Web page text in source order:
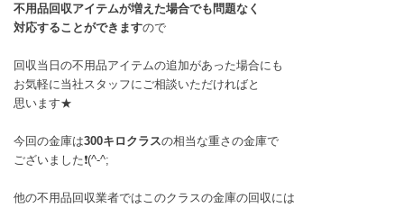
不用品回収アイテムが増えた場合でも問題なく
対応することができますので
回収当日の不用品アイテムの追加があった場合にも
お気軽に当社スタッフにご相談いただければと
思います★
今回の金庫は300キロクラスの相当な重さの金庫で
ございました❗(^-^;
他の不用品回収業者ではこのクラスの金庫の回収には